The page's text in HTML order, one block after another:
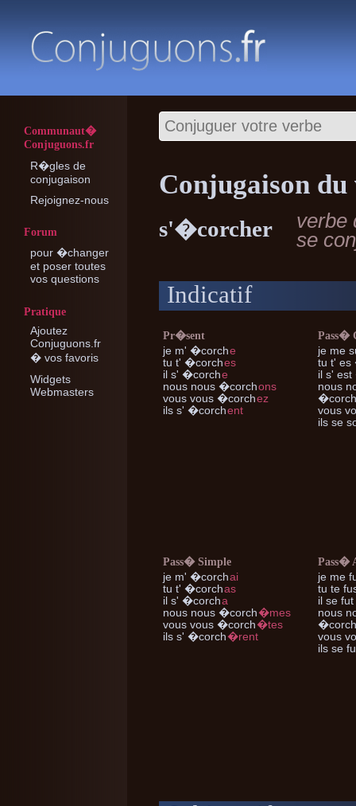
Communaut�
Conjuguons.fr
R�gles de
conjugaison
Rejoignez-nous
Forum
pour �changer
et poser toutes
vos questions
Pratique
Ajoutez
Conjuguons.fr
� vos favoris
Widgets
Webmasters
Conjugaison du
s'�corcher
verbe
se
Indicatif
Pr�sent
je m' �corche
tu t' �corches
il s' �corche
nous nous �corchons
vous vous �corchez
ils s' �corchent
Pass�
je me
tu t' es
il s' est
nous
�corch
vous
ils se
Pass� Simple
je m' �corchai
tu t' �corchas
il s' �corcha
nous nous �corch�mes
vous vous �corch�tes
ils s' �corch�rent
Pass�
je me
tu te
il se
nous
�corch
vous
ils se